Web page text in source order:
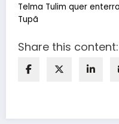
Telma Tulim quer
Tupã
Share this content: